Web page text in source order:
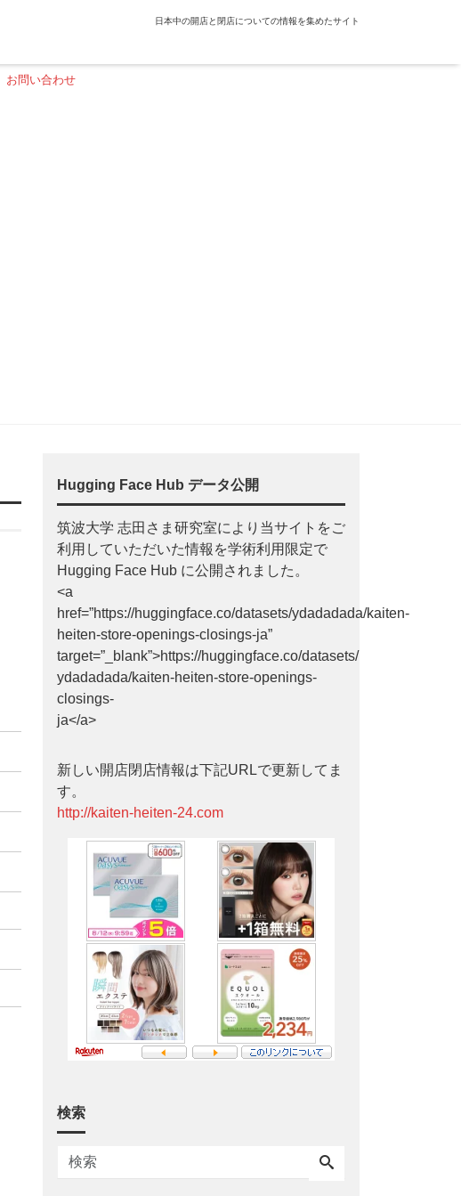
日本中の開店と閉店についての情報を集めたサイト
お問い合わせ
Hugging Face Hub データ公開
筑波大学 志田さま研究室により当サイトをご
利用していただいた情報を学術利用限定で
Hugging Face Hub に公開されました。
<a
href=”https://huggingface.co/datasets/ydadadada/kaiten-
heiten-store-openings-closings-ja”
target=”_blank”>https://huggingface.co/datasets/
ydadadada/kaiten-heiten-store-openings-
closings-
ja</a>
新しい開店閉店情報は下記URLで更新してま
す。
http://kaiten-heiten-24.com
検索